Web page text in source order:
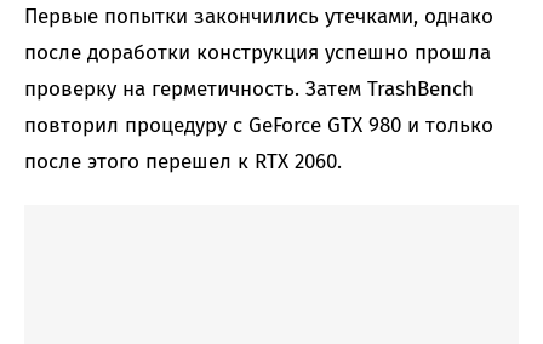
Первые попытки закончились утечками, однако
после доработки конструкция успешно прошла
проверку на герметичность. Затем TrashBench
повторил процедуру с GeForce GTX 980 и только
после этого перешел к RTX 2060.